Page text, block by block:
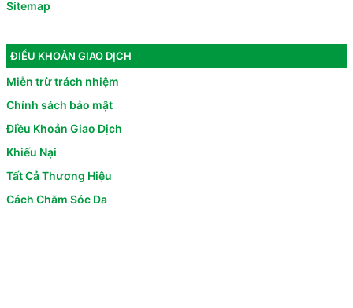
Sitemap
ĐIỀU KHOẢN GIAO DỊCH
Miễn trừ trách nhiệm
Chính sách bảo mật
Điều Khoản Giao Dịch
Khiếu Nại
Tất Cả Thương Hiệu
Cách Chăm Sóc Da